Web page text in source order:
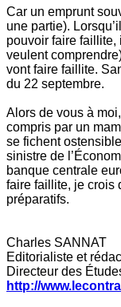
Car un emprunt
une partie).
pouvoir faire
veulent
vont faire faillite.
du 22 septembre.
Alors de vous à
compris par un
se fichent
sinistre de
banque centrale
faire faillite, je crois
préparatifs.
Charles SANNAT
Editorialiste et
Directeur des
http://